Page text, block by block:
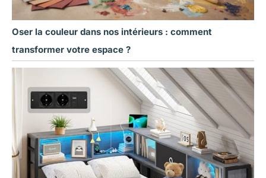
Oser la couleur dans nos intérieurs : comment
transformer votre espace ?